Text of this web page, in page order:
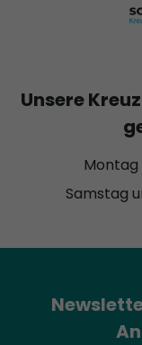
Unsere
Montag
Samstag